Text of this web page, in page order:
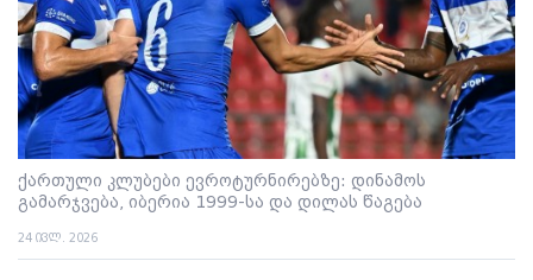
ქართული კლუბები ევროტურნირებზე: დინამოს
გამარჯვება, იბერია 1999-სა და დილას წაგება
24 ივლ. 2026